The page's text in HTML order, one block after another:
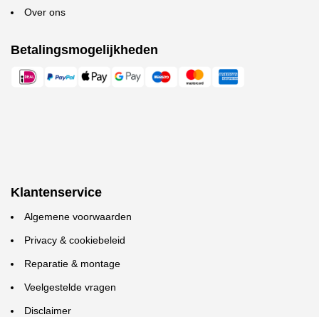
Over ons
Betalingsmogelijkheden
Klantenservice
Algemene voorwaarden
Privacy & cookiebeleid
Reparatie & montage
Veelgestelde vragen
Disclaimer